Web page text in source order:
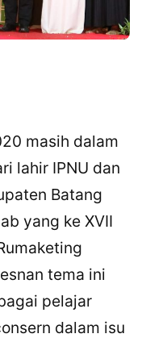
masih dalam
lahir IPNU dan
Batang
yang ke XVII
tema ini
pelajar
dalam isu